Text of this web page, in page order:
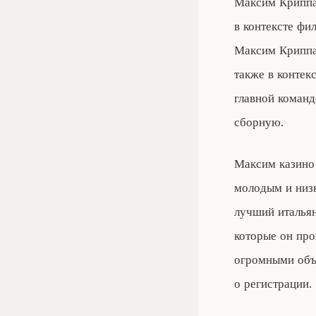
в контексте
Максим
также в
главной
сборную.
Максим
молодым и
лучший
которые он
огромными
о регистрации.